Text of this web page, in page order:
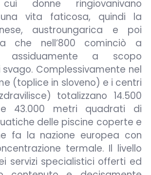
donne ringiovanivano
vita faticosa, quindi la
austroungarica e poi
che nell’800 cominciò a
assiduamente a scopo
Complessivamente nel
(toplice in sloveno) e i centri
totalizzano 14.500
43.000 metri quadrati di
delle piscine coperte e
fa la nazione europea con
termale. Il livello
servizi specialistici offerti ed